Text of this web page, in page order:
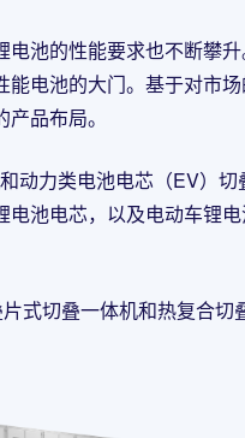
池的性能要求也不断攀
电池的大门。基于对市
品布局。
动力类电池电芯（EV）
池电芯，以及电动车锂
式切叠一体机和热复合切